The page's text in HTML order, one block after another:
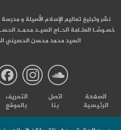
نشر وتبليغ تعاليم الإسلام الأصيلة و مدرسة
خصـوصًـا العلـامة الحـاج السيـد محمـد
السيد محمد محسن الحسيني
الصفحة
الرئيسية
اتصل
بنا
التعریف
بالموقع